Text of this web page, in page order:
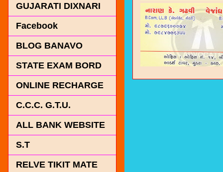
GUJARATI DIXNARI
Facebook
BLOG BANAVO
STATE EXAM BORD
ONLINE RECHARGE
C.C.C. G.T.U.
ALL BANK WEBSITE
S.T
RELVE TIKIT MATE